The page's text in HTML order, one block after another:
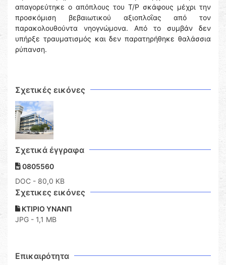
απαγορεύτηκε ο απόπλους του Τ/Ρ σκάφους μέχρι την
προσκόμιση βεβαιωτικού αξιοπλοΐας από τον
παρακολουθούντα νηογνώμονα. Από το συμβάν δεν
υπήρξε τραυματισμός και δεν παρατηρήθηκε θαλάσσια
ρύπανση.
Σχετικές εικόνες
Σχετικά έγγραφα
0805560
DOC - 80,0 KB
Σχετικες εικόνες
ΚΤΙΡΙΟ ΥΝΑΝΠ
JPG - 1,1 MB
Επικαιρότητα